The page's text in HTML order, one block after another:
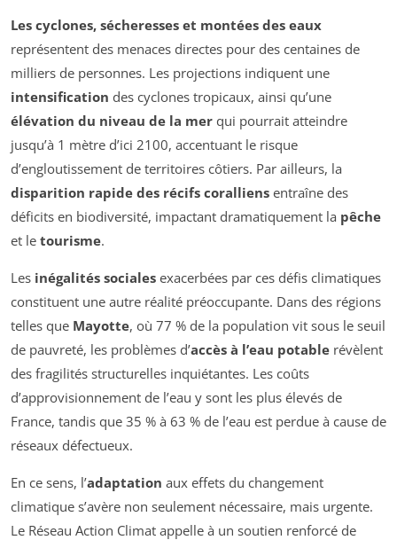
Les cyclones, sécheresses et montées des eaux
représentent des menaces directes pour des centaines de
milliers de personnes. Les projections indiquent une
intensification des cyclones tropicaux, ainsi qu’une
élévation du niveau de la mer qui pourrait atteindre
jusqu’à 1 mètre d’ici 2100, accentuant le risque
d’engloutissement de territoires côtiers. Par ailleurs, la
disparition rapide des récifs coralliens entraîne des
déficits en biodiversité, impactant dramatiquement la pêche
et le tourisme.
Les inégalités sociales exacerbées par ces défis climatiques
constituent une autre réalité préoccupante. Dans des régions
telles que Mayotte, où 77 % de la population vit sous le seuil
de pauvreté, les problèmes d’accès à l’eau potable révèlent
des fragilités structurelles inquiétantes. Les coûts
d’approvisionnement de l’eau y sont les plus élevés de
France, tandis que 35 % à 63 % de l’eau est perdue à cause de
réseaux défectueux.
En ce sens, l’adaptation aux effets du changement
climatique s’avère non seulement nécessaire, mais urgente.
Le Réseau Action Climat appelle à un soutien renforcé de